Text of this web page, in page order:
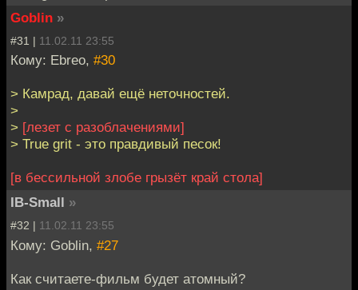
Goblin »
#31 | 11.02.11 23:55
Кому: Ebreo, #30
> Камрад, давай ещё неточностей.
>
> [лезет с разоблачениями]
> True grit - это правдивый песок!
[в бессильной злобе грызёт край стола]
IB-Small »
#32 | 11.02.11 23:55
Кому: Goblin, #27
Как считаете-фильм будет атомный?